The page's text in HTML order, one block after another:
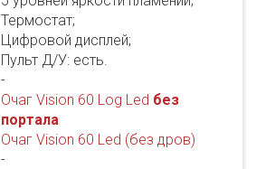
Термостат;
Цифровой дисплей;
Пульт Д/У: есть.
-
Очаг Vision 60 Log Led без
портала
Очаг Vision 60 Led (без дров)
-